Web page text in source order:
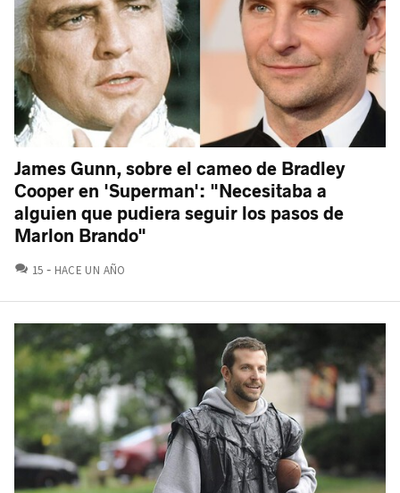
James Gunn, sobre el cameo de Bradley
Cooper en 'Superman': "Necesitaba a
alguien que pudiera seguir los pasos de
Marlon Brando"
15 COMENTARIOS
HACE UN AÑO